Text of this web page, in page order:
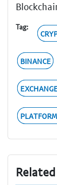
Tag:
BINANCE